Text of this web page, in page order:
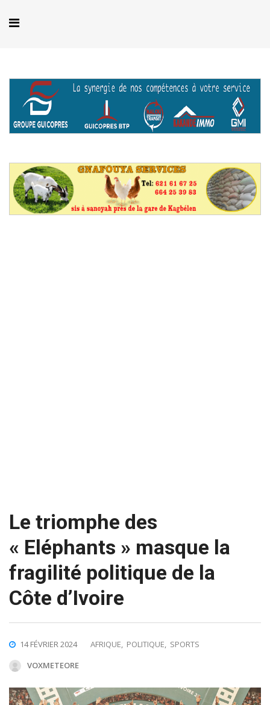
Le triomphe des
« Eléphants » masque la
fragilité politique de la
Côte d’Ivoire
14 FÉVRIER 2024 AFRIQUE, POLITIQUE, SPORTS
VOXMETEORE